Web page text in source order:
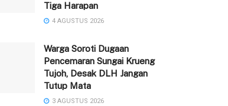
Tiga Harapan
4 AGUSTUS 2026
Warga Soroti Dugaan
Pencemaran Sungai Krueng
Tujoh, Desak DLH Jangan
Tutup Mata
3 AGUSTUS 2026